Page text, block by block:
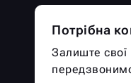
Потрібна
Залиште свої